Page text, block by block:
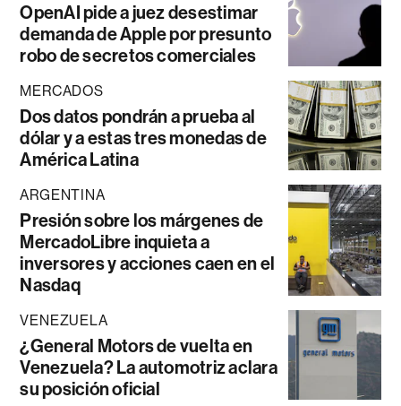
OpenAI pide a juez desestimar
demanda de Apple por presunto
robo de secretos comerciales
MERCADOS
Dos datos pondrán a prueba al
dólar y a estas tres monedas de
América Latina
ARGENTINA
Presión sobre los márgenes de
MercadoLibre inquieta a
inversores y acciones caen en el
Nasdaq
VENEZUELA
¿General Motors de vuelta en
Venezuela? La automotriz aclara
su posición oficial